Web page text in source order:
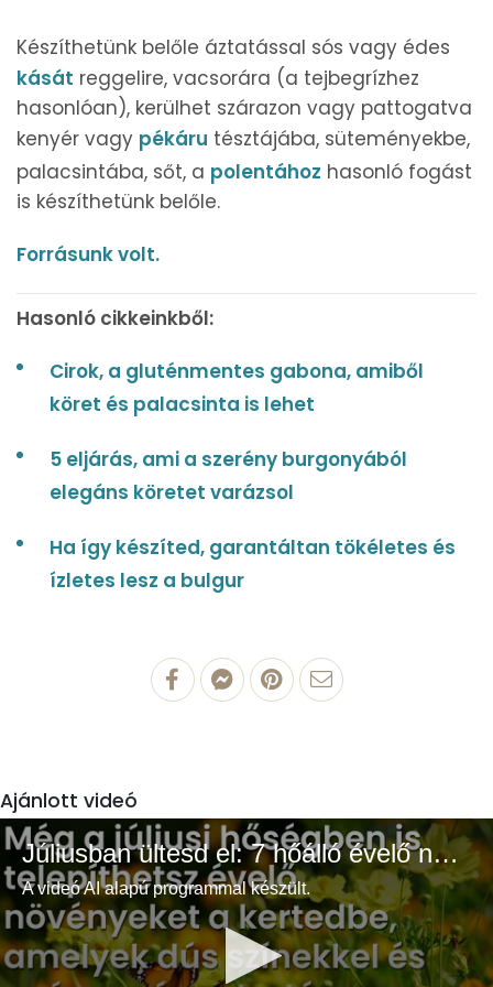
Készíthetünk belőle áztatással sós vagy édes
kását reggelire, vacsorára (a tejbegrízhez
hasonlóan), kerülhet szárazon vagy pattogatva
kenyér vagy pékáru tésztájába, süteményekbe,
palacsintába, sőt, a polentához hasonló fogást
is készíthetünk belőle.
Forrásunk volt.
Hasonló cikkeinkből:
Cirok, a gluténmentes gabona, amiből
köret és palacsinta is lehet
5 eljárás, ami a szerény burgonyából
elegáns köretet varázsol
Ha így készíted, garantáltan tökéletes és
ízletes lesz a bulgur
Ajánlott videó
Júliusban ültesd el: 7 hőálló évelő növény a színes és buja kertért
A videó AI alapú programmal készült.